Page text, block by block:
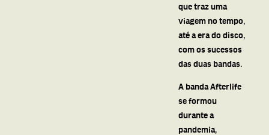
que traz uma
viagem no tempo,
até a era do disco,
com os sucessos
das duas bandas.
A banda Afterlife
se formou
durante a
pandemia,